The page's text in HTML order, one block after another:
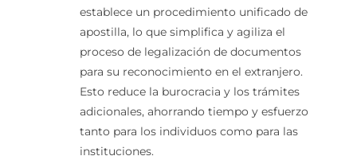
establece un procedimiento unificado de
apostilla, lo que simplifica y agiliza el
proceso de legalización de documentos
para su reconocimiento en el extranjero.
Esto reduce la burocracia y los trámites
adicionales, ahorrando tiempo y esfuerzo
tanto para los individuos como para las
instituciones.